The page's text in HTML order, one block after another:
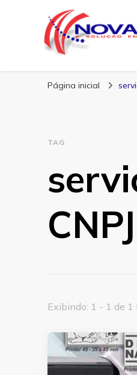
Nova
Página inicial
TAG
CNPJ
Exibindo: 1 - 1 de 1